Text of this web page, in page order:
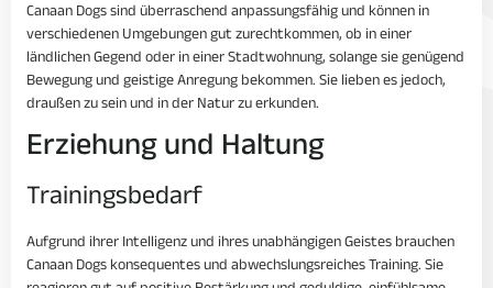
Canaan Dogs sind überraschend anpassungsfähig und können in
verschiedenen Umgebungen gut zurechtkommen, ob in einer
ländlichen Gegend oder in einer Stadtwohnung, solange sie genügend
Bewegung und geistige Anregung bekommen. Sie lieben es jedoch,
draußen zu sein und in der Natur zu erkunden.
Erziehung und Haltung
Trainingsbedarf
Aufgrund ihrer Intelligenz und ihres unabhängigen Geistes brauchen
Canaan Dogs konsequentes und abwechslungsreiches Training. Sie